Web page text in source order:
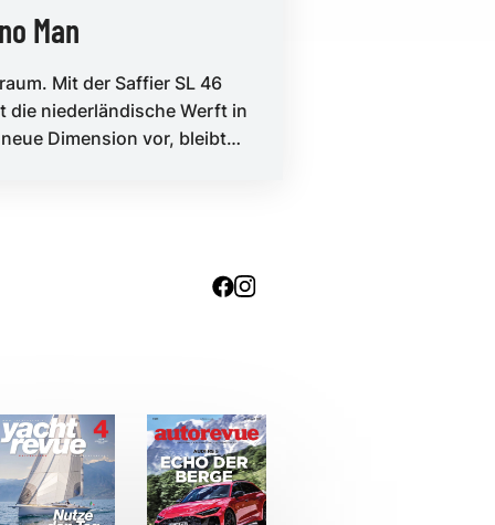
Man
Mit der Saffier SL 46
die niederländische Werft in
Dimension vor, bleibt